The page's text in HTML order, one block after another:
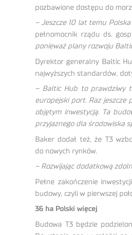
pozbawione dostępu do
– Jeszcze 10 lat temu
pełnomocnik rządu ds.
ponieważ plany rozwoju
Dyrektor generalny Baltic
najwyższych standardów,
– Baltic Hub to prawdziwy
europejski port. Raz jeszcze
objętym inwestycją. Ta
przyjaznego dla środowiska
Baker dodał też, że T3
do nowych rynków.
– Rozwijając dodatkową
Pełne zakończenie
budowy, czyli w pierwszej
36 ha Polski więcej
Budowa T3 będzie